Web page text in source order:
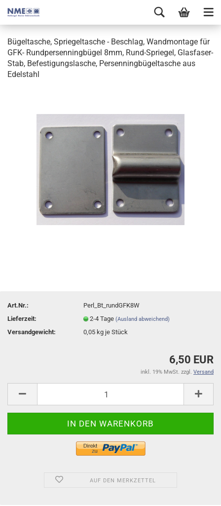
Bügeltasche, Spriegeltasche - Beschlag, Wandmontage für
GFK- Rundpersenningbügel 8mm, Rund-Spriegel, Glasfaser-
Stab, Befestigungslasche, Persenningbügeltasche aus
Edelstahl
Art.Nr.:
Perl_Bt_rundGFK8W
Lieferzeit:
2-4 Tage(Ausland abweichend)
Versandgewicht: 0,05 kg je Stück
6,50 EUR
inkl. 19% MwSt. zzgl. Versand
AUF DEN MERKZETTEL